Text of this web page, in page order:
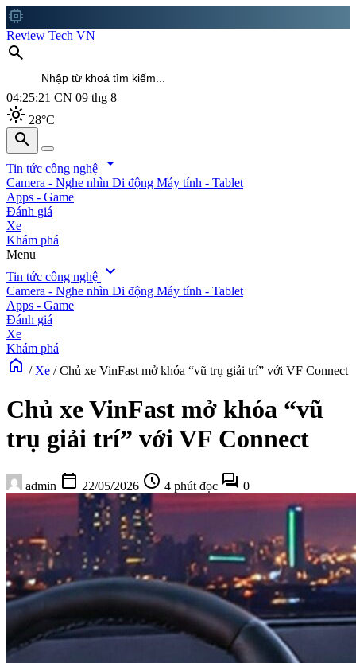
memory
Review Tech VN
search
04:25:22 CN 09 thg 8
light_mode 28°C
search
search
Tin tức công nghệ arrow_drop_down
Camera - Nghe nhìn Di động Máy tính - Tablet
Apps - Game
Đánh giá
Xe
Khám phá
Menu
Tin tức công nghệ expand_more
Camera - Nghe nhìn Di động Máy tính - Tablet
Apps - Game
Đánh giá
Xe
Khám phá
home / Xe / Chủ xe VinFast mở khóa “vũ trụ giải trí” với VF Connect
Chủ xe VinFast mở khóa “vũ
trụ giải trí” với VF Connect
admin calendar_today 22/05/2026 schedule 4 phút đọc forum 0